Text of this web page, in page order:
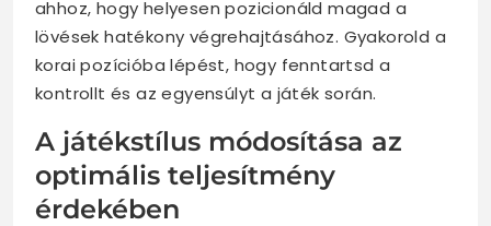
ahhoz, hogy helyesen pozicionáld magad a
lövések hatékony végrehajtásához. Gyakorold a
korai pozícióba lépést, hogy fenntartsd a
kontrollt és az egyensúlyt a játék során.
A játékstílus módosítása az
optimális teljesítmény
érdekében